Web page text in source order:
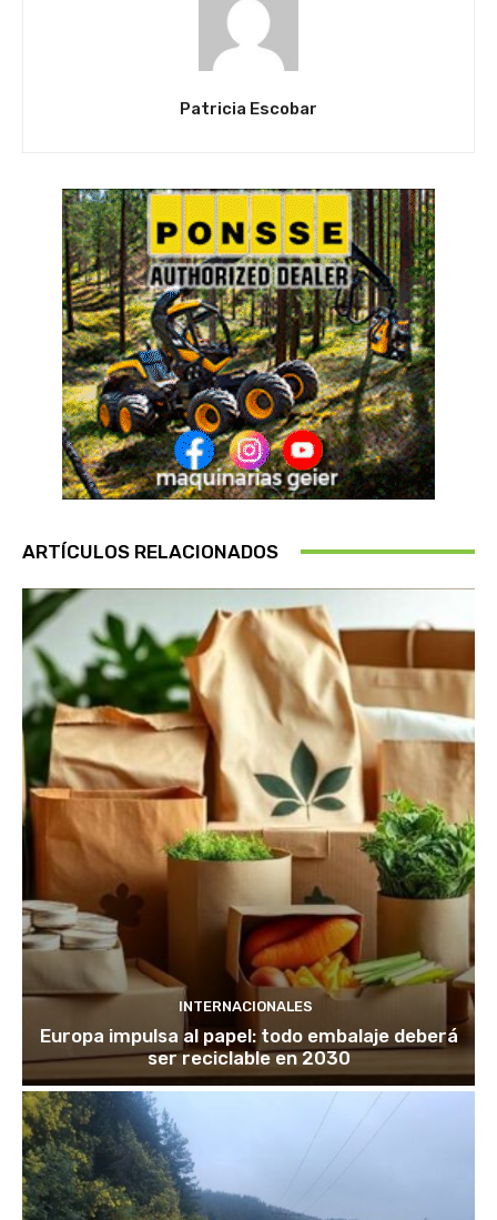
Patricia Escobar
ARTÍCULOS RELACIONADOS
INTERNACIONALES
Europa impulsa al papel: todo embalaje deberá
ser reciclable en 2030